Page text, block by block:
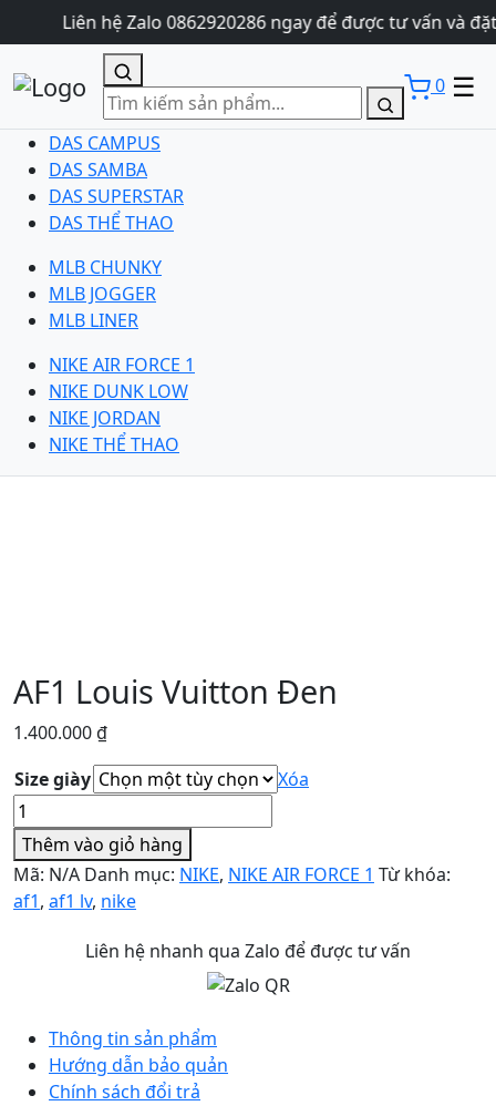
Liên hệ Zalo 0862920286 ngay để được tư vấn và
0 ☰
DAS CAMPUS
DAS SAMBA
DAS SUPERSTAR
DAS THỂ THAO
MLB CHUNKY
MLB JOGGER
MLB LINER
NIKE AIR FORCE 1
NIKE DUNK LOW
NIKE JORDAN
NIKE THỂ THAO
AF1 Louis Vuitton Đen
1.400.000₫
Size giày
Xóa
AF1
Louis
Vuitton
Đen
số
Thêm vào giỏ hàng
Mã: N/A Danh mục: NIKE, NIKE AIR FORCE 1 Từ khóa:
af1, af1 lv, nike
Liên hệ nhanh qua Zalo để được tư vấn
Thông tin sản phẩm
Hướng dẫn bảo quản
Chính sách đổi trả